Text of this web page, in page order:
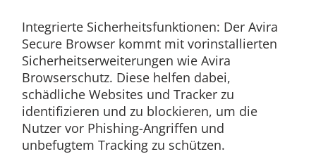
Integrierte Sicherheitsfunktionen: Der Avira
Secure Browser kommt mit vorinstallierten
Sicherheitserweiterungen wie Avira
Browserschutz. Diese helfen dabei,
schädliche Websites und Tracker zu
identifizieren und zu blockieren, um die
Nutzer vor Phishing-Angriffen und
unbefugtem Tracking zu schützen.